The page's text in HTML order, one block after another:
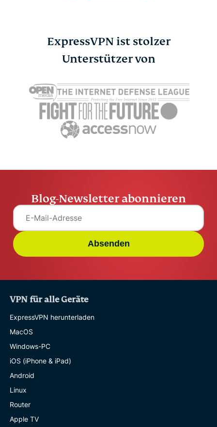
ExpressVPN ist stolzer
Unterstützer von
Blog-Newsletter abonnieren
Absenden
VPN für alle Geräte
ExpressVPN herunterladen
MacOS
Windows-PC
iOS (iPhone & iPad)
Android
Linux
Router
Apple TV